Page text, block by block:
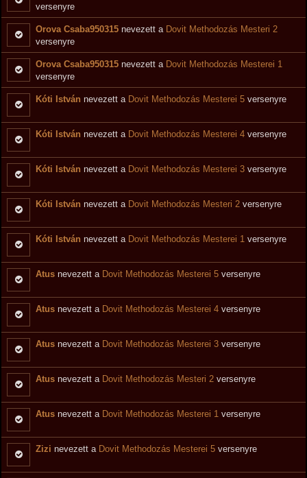
versenyre
Orova Csaba950315 nevezett a Dovit Methodozás Mesteri 2
versenyre
Orova Csaba950315 nevezett a Dovit Methodozás Mesterei 1
versenyre
Kóti István nevezett a Dovit Methodozás Mesterei 5 versenyre
Kóti István nevezett a Dovit Methodozás Mesterei 4 versenyre
Kóti István nevezett a Dovit Methodozás Mesterei 3 versenyre
Kóti István nevezett a Dovit Methodozás Mesteri 2 versenyre
Kóti István nevezett a Dovit Methodozás Mesterei 1 versenyre
Atus nevezett a Dovit Methodozás Mesterei 5 versenyre
Atus nevezett a Dovit Methodozás Mesterei 4 versenyre
Atus nevezett a Dovit Methodozás Mesterei 3 versenyre
Atus nevezett a Dovit Methodozás Mesteri 2 versenyre
Atus nevezett a Dovit Methodozás Mesterei 1 versenyre
Zizi nevezett a Dovit Methodozás Mesterei 5 versenyre